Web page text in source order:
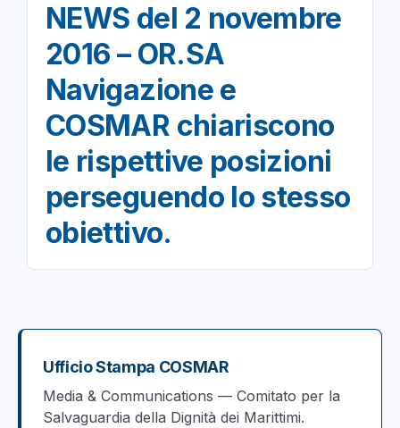
NEWS del 2 novembre
2016 – OR.SA
Navigazione e
COSMAR chiariscono
le rispettive posizioni
perseguendo lo stesso
obiettivo.
Ufficio Stampa COSMAR
Media & Communications — Comitato per la
Salvaguardia della Dignità dei Marittimi.